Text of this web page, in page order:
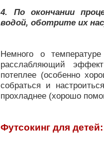
4. По окончании
водой, оботрите их
Немного о
расслабляющий
потеплее (особенно
собраться и
прохладнее (хорошо
Футсокинг для детей: